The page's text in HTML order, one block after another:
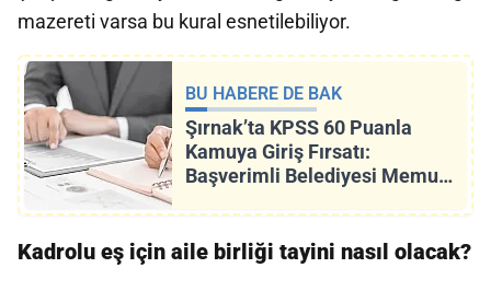
mazereti varsa bu kural esnetilebiliyor.
BU HABERE DE BAK
Şırnak’ta KPSS 60 Puanla
Kamuya Giriş Fırsatı:
Başverimli Belediyesi Memur
Kadrolu eş için aile birliği tayini nasıl olacak?